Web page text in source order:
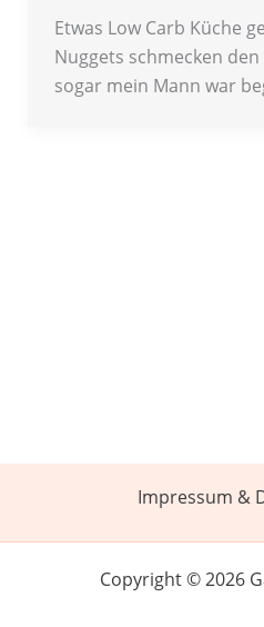
Etwas Low Carb Küche
Nuggets schmecken
sogar mein Mann war
Impressum &
Copyright © 2026